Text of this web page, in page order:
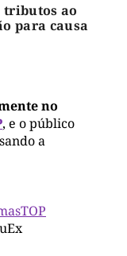
tributos ao
para causa
no
, e o público
a